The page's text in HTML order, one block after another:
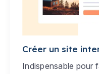
Créer un site
Indispensable pour